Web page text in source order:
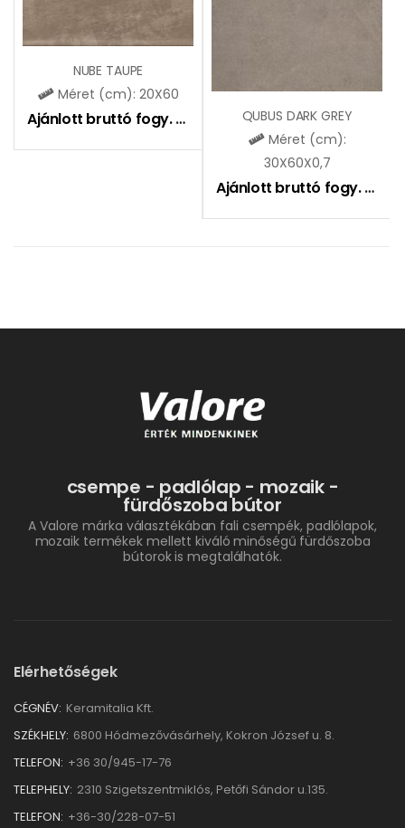
NUBE TAUPE
Méret (cm): 20X60
Ajánlott bruttó fogy. ár: Ft
QUBUS DARK GREY
Méret (cm):
30X60X0,7
Ajánlott bruttó fogy. ár:
csempe - padlólap - mozaik -
fürdőszoba bútor
A Valore márka választékában fali csempék, padlólapok,
mozaik termékek mellett kiváló minőségű fürdőszoba
bútorok is megtalálhatók.
Elérhetőségek
CÉGNÉV: Keramitalia Kft.
SZÉKHELY: 6800 Hódmezővásárhely, Kokron József u. 8.
TELEFON: +36 30/945-17-76
TELEPHELY: 2310 Szigetszentmiklós, Petőfi Sándor u.135.
TELEFON: +36-30/228-07-51